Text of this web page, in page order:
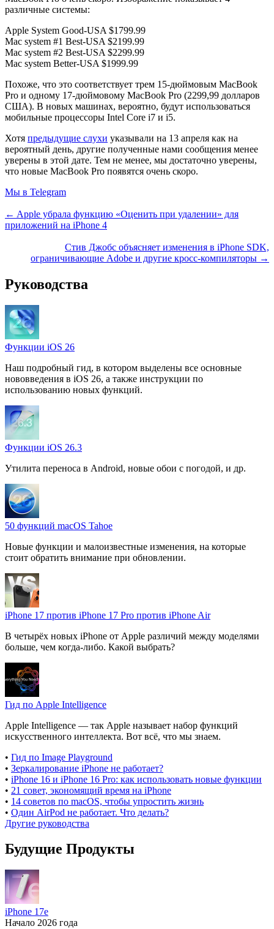
различные системы:
Apple System Good-USA $1799.99
Mac system #1 Best-USA $2199.99
Mac system #2 Best-USA $2299.99
Mac system Better-USA $1999.99
Похоже, что это соответствует трем 15-дюймовым MacBook
Pro и одному 17-дюймовому MacBook Pro (2299,99 долларов
США). В новых машинах, вероятно, будут использоваться
мобильные процессоры Intel Core i7 и i5.
Хотя предыдущие слухи указывали на 13 апреля как на
вероятный день, другие полученные нами сообщения менее
уверены в этой дате. Тем не менее, мы достаточно уверены,
что новые MacBook Pro появятся очень скоро.
Мы в Telegram
← Apple убрала функцию «Оценить при удалении» для
приложений на iPhone 4
Стив Джобс объясняет изменения в iPhone SDK,
ограничивающие Adobe и другие кросс-компиляторы →
Руководства
Функции iOS 26
Наш подробный гид, в котором выделены все основные
нововведения в iOS 26, а также инструкции по
использованию новых функций.
Функции iOS 26.3
Утилита переноса в Android, новые обои с погодой, и др.
50 функций macOS Tahoe
Новые функции и малоизвестные изменения, на которые
стоит обратить внимание при обновлении.
iPhone 17 против iPhone 17 Pro против iPhone Air
В четырёх новых iPhone от Apple различий между моделями
больше, чем когда-либо. Какой выбрать?
Гид по Apple Intelligence
Apple Intelligence — так Apple называет набор функций
искусственного интеллекта. Вот всё, что мы знаем.
• Гид по Image Playground
• Зеркалирование iPhone не работает?
• iPhone 16 и iPhone 16 Pro: как использовать новые функции
• 21 совет, экономящий время на iPhone
• 14 советов по macOS, чтобы упростить жизнь
• Один AirPod не работает. Что делать?
Другие руководства
Будущие Продукты
iPhone 17e
Начало 2026 года